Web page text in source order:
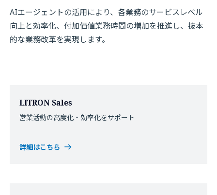
AIエージェントの活用により、各業務のサービスレベル
向上と効率化、付加価値業務時間の増加を推進し、抜本
的な業務改革を実現します。
LITRON Sales
営業活動の高度化・効率化をサポート
詳細はこちら